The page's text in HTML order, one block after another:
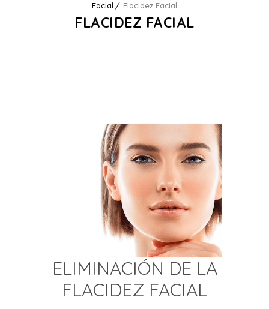
Facial
Flacidez Facial
FLACIDEZ FACIAL
ELIMINACIÓN DE LA
FLACIDEZ FACIAL